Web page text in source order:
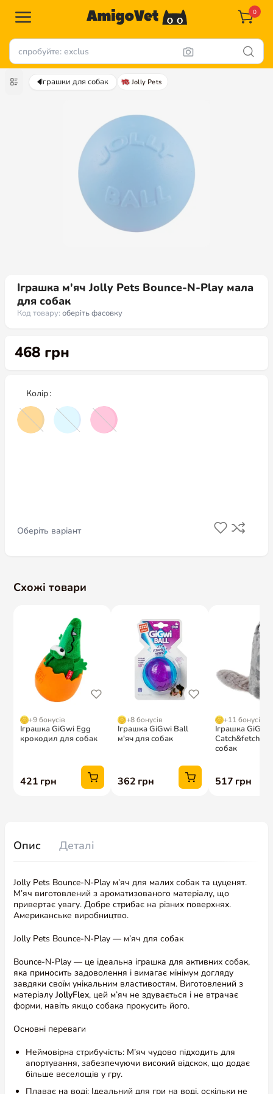
0
Іграшки для собак Jolly Pets
Іграшка м'яч Jolly Pets Bounce-N-Play мала
для собак
Код товару: оберіть фасовку
468 грн
Колір
Оберіть варіант
Схожі товари
Опис Деталі
Jolly Pets Bounce-N-Play м’яч для малих собак та цуценят.
М’яч виготовлений з ароматизованого матеріалу, що
привертає увагу. Добре стрибає на різних поверхнях.
Американське виробництво.
Jolly Pets Bounce-N-Play — м’яч для собак
Bounce-N-Play — це ідеальна іграшка для активних собак,
яка приносить задоволення і вимагає мінімум догляду
завдяки своїм унікальним властивостям. Виготовлений з
матеріалу JollyFlex, цей м’яч не здувається і не втрачає
форми, навіть якщо собака прокусить його.
Основні переваги
Неймовірна стрибучість: М’яч чудово підходить для
апортування, забезпечуючи високий відскок, що додає
більше веселощів у гру.
Плаває на воді: Ідеальний для гри на воді, оскільки не